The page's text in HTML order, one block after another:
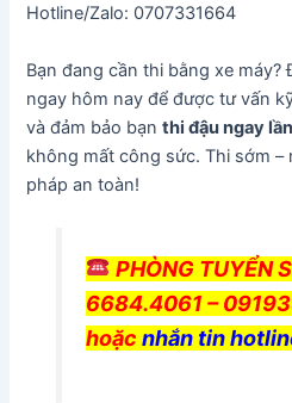
Hotline/Zalo: 0707331664
Bạn đang cần thi bằng xe
ngay hôm nay để được tư vấn
và đảm bảo bạnthi đậu ngay
không mất công sức. Thi sớm –
pháp an toàn!
PHÒNG TUYỂN
6684.4061 –
hoặc nhắn tin